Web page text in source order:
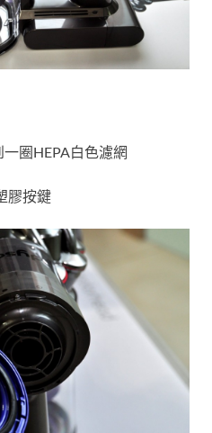
圈HEPA白色濾網
膠按鍵